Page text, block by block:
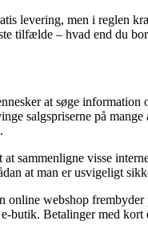
levering, men i reglen
tilfælde – hvad end du
at søge
salgspriserne på
sammenligne visse
at man er usvigeligt
webshop
butik. Betalinger med